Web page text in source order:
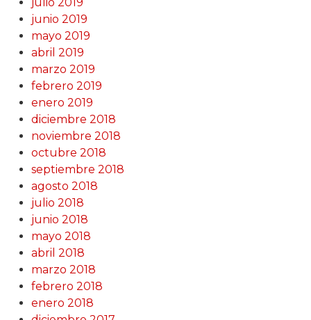
junio 2019
mayo 2019
abril 2019
marzo 2019
febrero 2019
enero 2019
diciembre 2018
noviembre 2018
octubre 2018
septiembre 2018
agosto 2018
julio 2018
junio 2018
mayo 2018
abril 2018
marzo 2018
febrero 2018
enero 2018